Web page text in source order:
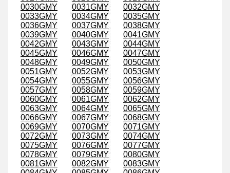
0030GMY
0031GMY
0032GMY
0033GMY
0034GMY
0035GMY
0036GMY
0037GMY
0038GMY
0039GMY
0040GMY
0041GMY
0042GMY
0043GMY
0044GMY
0045GMY
0046GMY
0047GMY
0048GMY
0049GMY
0050GMY
0051GMY
0052GMY
0053GMY
0054GMY
0055GMY
0056GMY
0057GMY
0058GMY
0059GMY
0060GMY
0061GMY
0062GMY
0063GMY
0064GMY
0065GMY
0066GMY
0067GMY
0068GMY
0069GMY
0070GMY
0071GMY
0072GMY
0073GMY
0074GMY
0075GMY
0076GMY
0077GMY
0078GMY
0079GMY
0080GMY
0081GMY
0082GMY
0083GMY